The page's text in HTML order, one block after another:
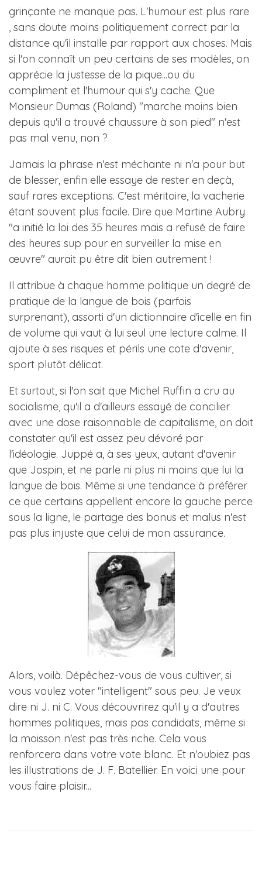
grinçante ne manque pas. L'humour est plus rare
, sans doute moins politiquement correct par la
distance qu'il installe par rapport aux choses. Mais
si l'on connaît un peu certains de ses modèles, on
apprécie la justesse de la pique...ou du
compliment et l'humour qui s'y cache. Que
Monsieur Dumas (Roland) "marche moins bien
depuis qu'il a trouvé chaussure à son pied" n'est
pas mal venu, non ?
Jamais la phrase n'est méchante ni n'a pour but
de blesser, enfin elle essaye de rester en deçà,
sauf rares exceptions. C'est méritoire, la vacherie
étant souvent plus facile. Dire que Martine Aubry
"a initié la loi des 35 heures mais a refusé de faire
des heures sup pour en surveiller la mise en
œuvre" aurait pu être dit bien autrement !
Il attribue à chaque homme politique un degré de
pratique de la langue de bois (parfois
surprenant), assorti d'un dictionnaire d'icelle en fin
de volume qui vaut à lui seul une lecture calme. Il
ajoute à ses risques et périls une cote d'avenir,
sport plutôt délicat.
Et surtout, si l'on sait que Michel Ruffin a cru au
socialisme, qu'il a d'ailleurs essayé de concilier
avec une dose raisonnable de capitalisme, on doit
constater qu'il est assez peu dévoré par
l'idéologie. Juppé a, à ses yeux, autant d'avenir
que Jospin, et ne parle ni plus ni moins que lui la
langue de bois. Même si une tendance à préférer
ce que certains appellent encore la gauche perce
sous la ligne, le partage des bonus et malus n'est
pas plus injuste que celui de mon assurance.
Alors, voilà. Dépêchez-vous de vous cultiver, si
vous voulez voter "intelligent" sous peu. Je veux
dire ni J. ni C. Vous découvrirez qu'il y a d'autres
hommes politiques, mais pas candidats, même si
la moisson n'est pas très riche. Cela vous
renforcera dans votre vote blanc. Et n'oubiez pas
les illustrations de J. F. Batellier. En voici une pour
vous faire plaisir...